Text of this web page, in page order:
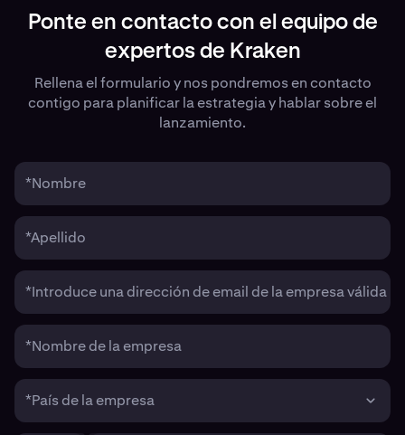
Ponte en contacto con el equipo de
expertos de Kraken
Rellena el formulario y nos pondremos en contacto
contigo para planificar la estrategia y hablar sobre el
lanzamiento.
*Nombre
*Apellido
*Introduce una dirección de email de la empresa válida
*Nombre de la empresa
*País de la empresa